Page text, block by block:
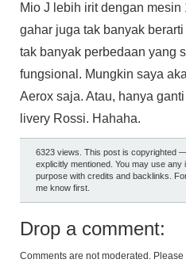
Mio J lebih irit dengan mesin
gahar juga tak banyak
tak banyak perbedaan yang
fungsional. Mungkin saya
Aerox saja. Atau, hanya
livery Rossi. Hahaha.
6323 views. This post is copyrighted
explicitly mentioned. You may use any
purpose with credits and backlinks.
me know first.
Drop a comment:
Comments are not moderated.